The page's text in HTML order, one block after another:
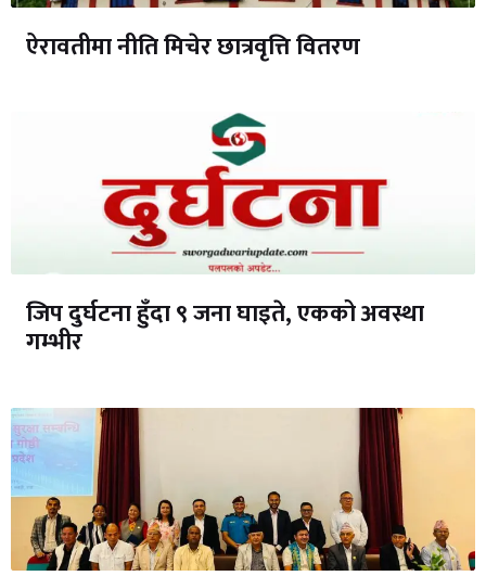
ऐरावतीमा नीति मिचेर छात्रवृत्ति वितरण
जिप दुर्घटना हुँदा ९ जना घाइते, एकको अवस्था
गम्भीर